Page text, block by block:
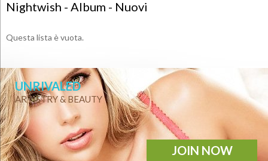
Nightwish - Album - Nuovi
Questa lista è vuota.
UNRIVALED
ARTISTRY & BEAUTY
JOIN NOW